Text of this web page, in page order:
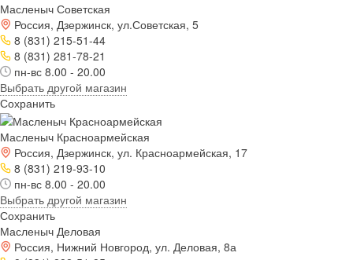
Масленыч Советская
Россия, Дзержинск, ул.Советская, 5
8 (831) 215-51-44
8 (831) 281-78-21
пн-вс 8.00 - 20.00
Выбрать другой магазин
Сохранить
Масленыч Красноармейская
Россия, Дзержинск, ул. Красноармейская, 17
8 (831) 219-93-10
пн-вс 8.00 - 20.00
Выбрать другой магазин
Сохранить
Масленыч Деловая
Россия, Нижний Новгород, ул. Деловая, 8а